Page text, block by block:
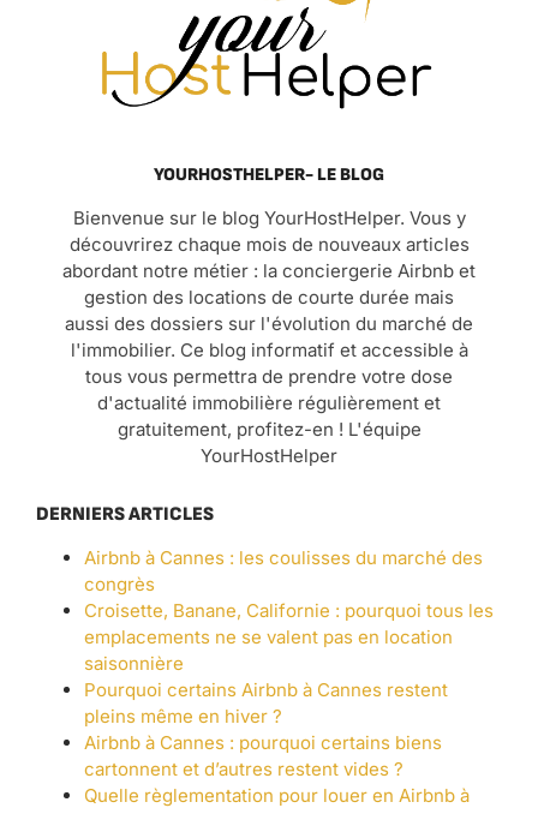
YOURHOSTHELPER- LE BLOG
Bienvenue sur le blog YourHostHelper. Vous y
découvrirez chaque mois de nouveaux articles
abordant notre métier : la conciergerie Airbnb et
gestion des locations de courte durée mais
aussi des dossiers sur l'évolution du marché de
l'immobilier. Ce blog informatif et accessible à
tous vous permettra de prendre votre dose
d'actualité immobilière régulièrement et
gratuitement, profitez-en ! L'équipe
YourHostHelper
DERNIERS ARTICLES
Airbnb à Cannes : les coulisses du marché des
congrès
Croisette, Banane, Californie : pourquoi tous les
emplacements ne se valent pas en location
saisonnière
Pourquoi certains Airbnb à Cannes restent
pleins même en hiver ?
Airbnb à Cannes : pourquoi certains biens
cartonnent et d’autres restent vides ?
Quelle règlementation pour louer en Airbnb à